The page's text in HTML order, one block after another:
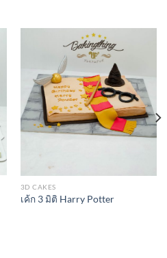
3D CAKES
เค้ก 3 มิติ Harry Potter